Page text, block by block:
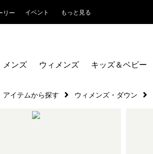
リー イベント もっと見る
メンズ ウィメンズ キッズ＆ベビー
アイテムから探す ウィメンズ・ダウン